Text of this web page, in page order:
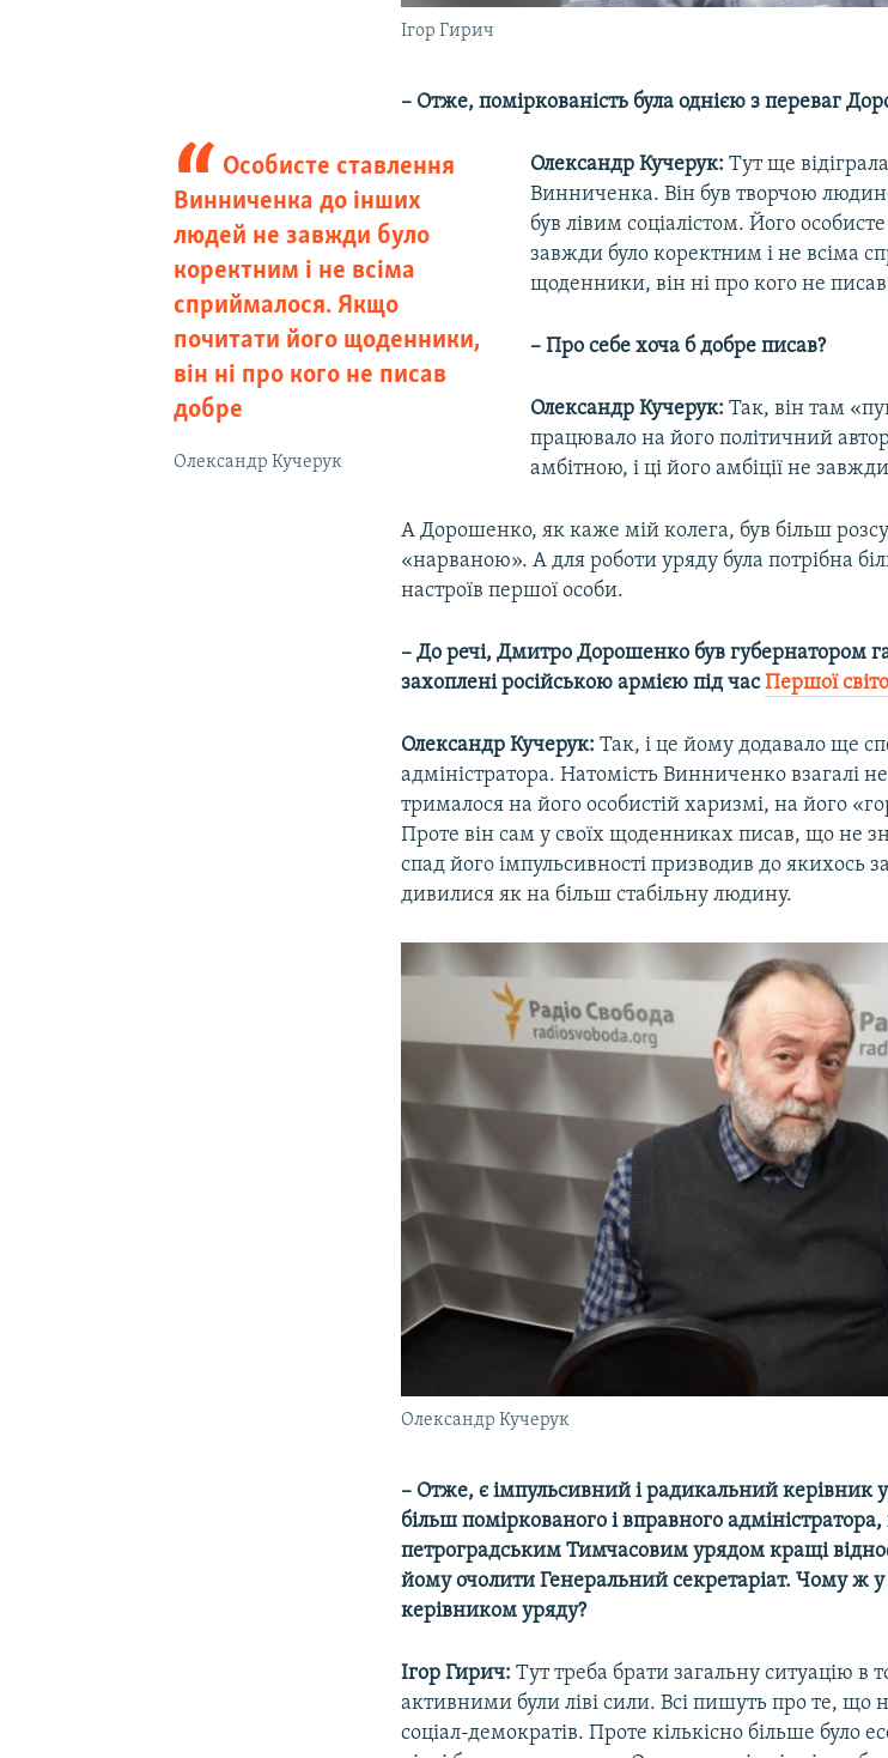
Ігор Гирич
– Отже, поміркованість була однією з переваг
Особисте ставлення
Винниченка до інших
людей не завжди було
коректним і не всіма
сприймалося. Якщо
почитати його щоденники,
він ні про кого не писав
добре
Олександр Кучерук
Олександр Кучерук: Тут ще
Винниченка. Він був творчою
був лівим соціалістом. Його
завжди було коректним і не всіма
щоденники, він ні про кого не
– Про себе хоча б добре писав?
Олександр Кучерук: Так, він там
працювало на його політичний
амбітною, і ці його амбіції не
А Дорошенко, як каже мій колега, був більш
«нарваною». А для роботи уряду була потрібна
настроїв першої особи.
– До речі, Дмитро Дорошенко був губернатором
захоплені російською армією під часПершої
Олександр Кучерук: Так, і це йому додавало ще
адміністратора. Натомість Винниченко взагалі
трималося на його особистій харизмі, на його
Проте він сам у своїх щоденниках писав, що не
спад його імпульсивності призводив до якихось
дивилися як на більш стабільну людину.
Олександр Кучерук
– Отже, є імпульсивний і радикальний керівник
більш поміркованого і вправного адміністратора,
петроградським Тимчасовим урядом кращі
йому очолити Генеральний секретаріат. Чому ж
керівником уряду?
Ігор Гирич: Тут треба брати загальну ситуацію в
активними були ліві сили. Всі пишуть про те, що
соціал-демократів. Проте кількісно більше було